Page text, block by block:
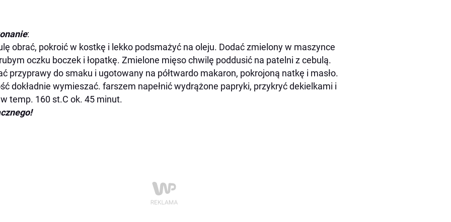
:
obrać, pokroić w kostkę i lekko podsmażyć na oleju. Dodać zmielony w maszynce
oczku boczek i łopatkę. Zmielone mięso chwilę poddusić na patelni z cebulą.
przyprawy do smaku i ugotowany na półtwardo makaron, pokrojoną natkę i masło.
dokładnie wymieszać. farszem napełnić wydrążone papryki, przykryć dekielkami i
temp. 160 st.C ok. 45 minut.